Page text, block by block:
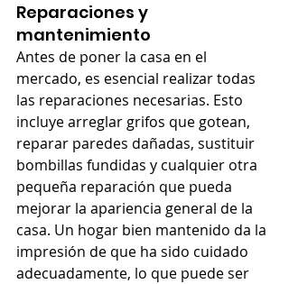
Reparaciones y
mantenimiento
Antes de poner la casa en el
mercado, es esencial realizar todas
las reparaciones necesarias. Esto
incluye arreglar grifos que gotean,
reparar paredes dañadas, sustituir
bombillas fundidas y cualquier otra
pequeña reparación que pueda
mejorar la apariencia general de la
casa. Un hogar bien mantenido da la
impresión de que ha sido cuidado
adecuadamente, lo que puede ser